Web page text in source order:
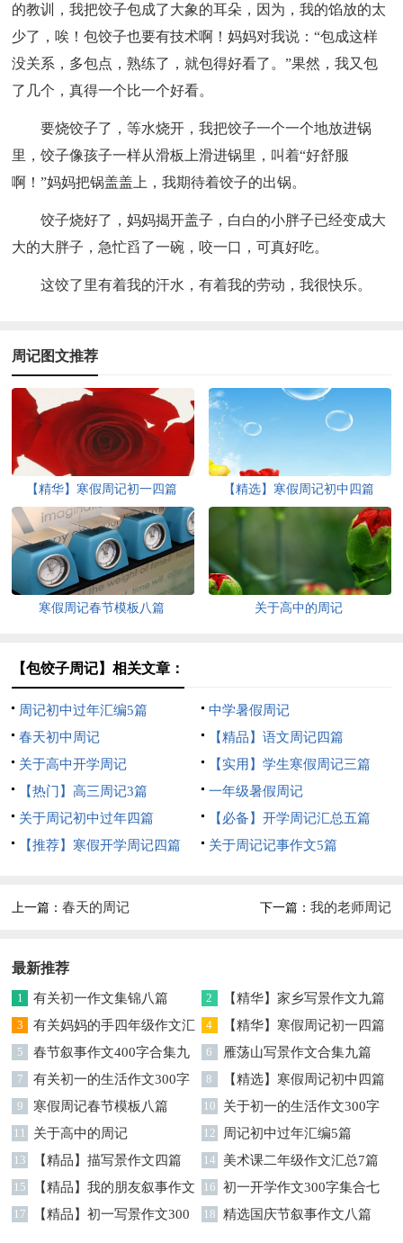
的教训，我把饺子包成了大象的耳朵，因为，我的馅放的太
少了，唉！包饺子也要有技术啊！妈妈对我说：“包成这样
没关系，多包点，熟练了，就包得好看了。”果然，我又包
了几个，真得一个比一个好看。
要烧饺子了，等水烧开，我把饺子一个一个地放进锅
里，饺子像孩子一样从滑板上滑进锅里，叫着“好舒服
啊！”妈妈把锅盖盖上，我期待着饺子的出锅。
饺子烧好了，妈妈揭开盖子，白白的小胖子已经变成大
大的大胖子，急忙舀了一碗，咬一口，可真好吃。
这饺了里有着我的汗水，有着我的劳动，我很快乐。
周记图文推荐
【精华】寒假周记初一四篇 【精选】寒假周记初中四篇
寒假周记春节模板八篇 关于高中的周记
【包饺子周记】相关文章：
周记初中过年汇编5篇
中学暑假周记
春天初中周记
【精品】语文周记四篇
关于高中开学周记
【实用】学生寒假周记三篇
【热门】高三周记3篇
一年级暑假周记
关于周记初中过年四篇
【必备】开学周记汇总五篇
【推荐】寒假开学周记四篇
关于周记记事作文5篇
上一篇：春天的周记 下一篇： 我的老师周记
最新推荐
1 有关初一作文集锦八篇 2 【精华】家乡写景作文九篇
3
有关妈妈的手四年级作文汇
编7篇
4 【精华】寒假周记初一四篇
5
春节叙事作文400字合集九
篇
6 雁荡山写景作文合集九篇
7
有关初一的生活作文300字
锦集六篇
8 【精选】寒假周记初中四篇
9 寒假周记春节模板八篇 10
关于初一的生活作文300字
汇编5篇
11 关于高中的周记 12 周记初中过年汇编5篇
13 【精品】描写景作文四篇 14 美术课二年级作文汇总7篇
15
【精品】我的朋友叙事作文
三篇
16 初一开学作文300字集合七
篇
17
【精品】初一写景作文300
18 精选国庆节叙事作文八篇